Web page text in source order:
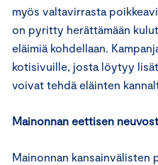
myös valtavirrasta
on pyritty herättämään
eläimiä kohdellaan.
kotisivuille, josta löytyy
voivat tehdä eläinten
Mainonnan eettisen
Mainonnan kansainvälisten